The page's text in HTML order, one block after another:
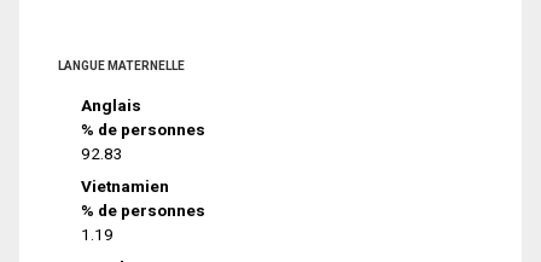
LANGUE MATERNELLE
Anglais
% de personnes
92.83
Vietnamien
% de personnes
1.19